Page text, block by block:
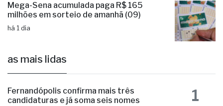
Mega-Sena acumulada paga R$ 165
milhões em sorteio de amanhã (09)
há 1 dia
as mais lidas
Fernandópolis confirma mais três
candidaturas e já soma seis nomes
1